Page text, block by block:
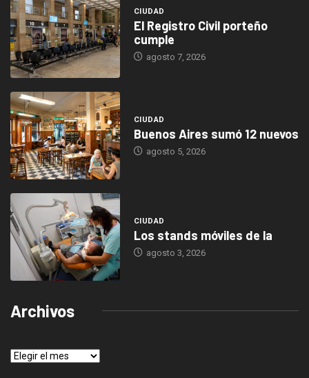
CIUDAD
El Registro Civil porteño
cumple
agosto 7, 2026
CIUDAD
Buenos Aires sumó 12 nuevos
agosto 5, 2026
CIUDAD
Los stands móviles de la
agosto 3, 2026
Archivos
Archivos